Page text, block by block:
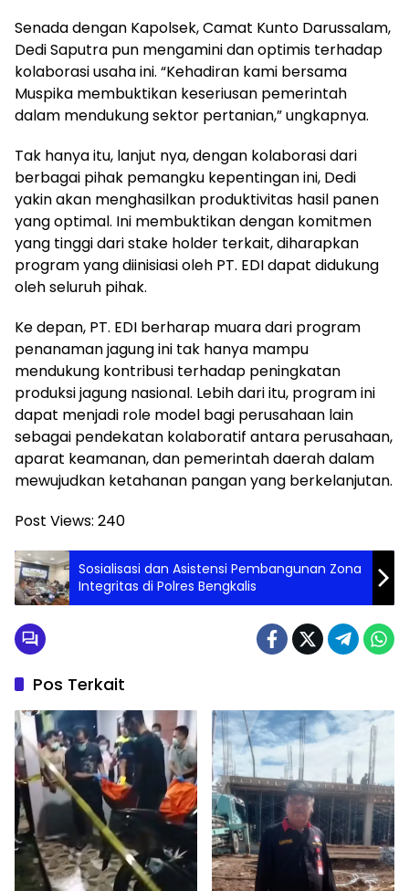
Senada dengan Kapolsek, Camat Kunto Darussalam,
Dedi Saputra pun mengamini dan optimis terhadap
kolaborasi usaha ini. “Kehadiran kami bersama
Muspika membuktikan keseriusan pemerintah
dalam mendukung sektor pertanian,” ungkapnya.
Tak hanya itu, lanjut nya, dengan kolaborasi dari
berbagai pihak pemangku kepentingan ini, Dedi
yakin akan menghasilkan produktivitas hasil panen
yang optimal. Ini membuktikan dengan komitmen
yang tinggi dari stake holder terkait, diharapkan
program yang diinisiasi oleh PT. EDI dapat didukung
oleh seluruh pihak.
Ke depan, PT. EDI berharap muara dari program
penanaman jagung ini tak hanya mampu
mendukung kontribusi terhadap peningkatan
produksi jagung nasional. Lebih dari itu, program ini
dapat menjadi role model bagi perusahaan lain
sebagai pendekatan kolaboratif antara perusahaan,
aparat keamanan, dan pemerintah daerah dalam
mewujudkan ketahanan pangan yang berkelanjutan.
Post Views: 240
Sosialisasi dan Asistensi Pembangunan Zona
Integritas di Polres Bengkalis
Pos Terkait